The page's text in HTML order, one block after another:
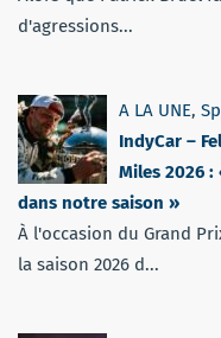
d'agressions...
A LA UNE,
IndyCar –
Miles 2026
dans notre saison »
À l'occasion du Grand
la saison 2026 d...